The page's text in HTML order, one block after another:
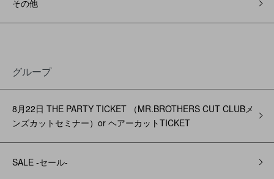
その他
グループ
8月22日 THE PARTY TICKET （MR.BROTHERS CUT CLUBメ
ンズカットセミナー）or ヘアーカットTICKET
SALE -セール-